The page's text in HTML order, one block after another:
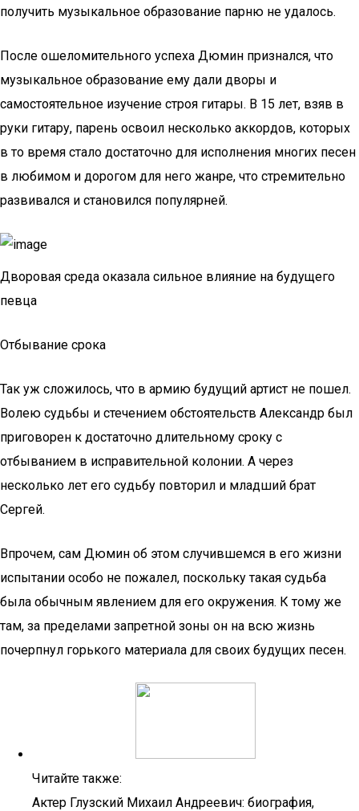
получить музыкальное образование парню не удалось.
После ошеломительного успеха Дюмин признался, что
музыкальное образование ему дали дворы и
самостоятельное изучение строя гитары. В 15 лет, взяв в
руки гитару, парень освоил несколько аккордов, которых
в то время стало достаточно для исполнения многих песен
в любимом и дорогом для него жанре, что стремительно
развивался и становился популярней.
Дворовая среда оказала сильное влияние на будущего
певца
Отбывание срока
Так уж сложилось, что в армию будущий артист не пошел.
Волею судьбы и стечением обстоятельств Александр был
приговорен к достаточно длительному сроку с
отбыванием в исправительной колонии. А через
несколько лет его судьбу повторил и младший брат
Сергей.
Впрочем, сам Дюмин об этом случившемся в его жизни
испытании особо не пожалел, поскольку такая судьба
была обычным явлением для его окружения. К тому же
там, за пределами запретной зоны он на всю жизнь
почерпнул горького материала для своих будущих песен.
Читайте также:
Актер Глузский Михаил Андреевич: биография,